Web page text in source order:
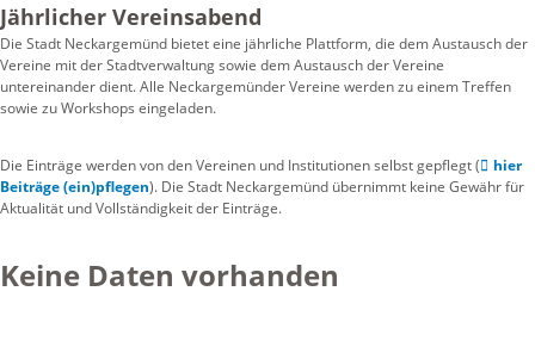
Jährlicher Vereinsabend
Die Stadt Neckargemünd bietet eine jährliche Plattform, die dem Austausch der
Vereine mit der Stadtverwaltung sowie dem Austausch der Vereine
untereinander dient. Alle Neckargemünder Vereine werden zu einem Treffen
sowie zu Workshops eingeladen.
Die Einträge werden von den Vereinen und Institutionen selbst gepflegt (
hier
Beiträge (ein)pflegen). Die Stadt Neckargemünd übernimmt keine Gewähr für
Aktualität und Vollständigkeit der Einträge.
Keine Daten vorhanden